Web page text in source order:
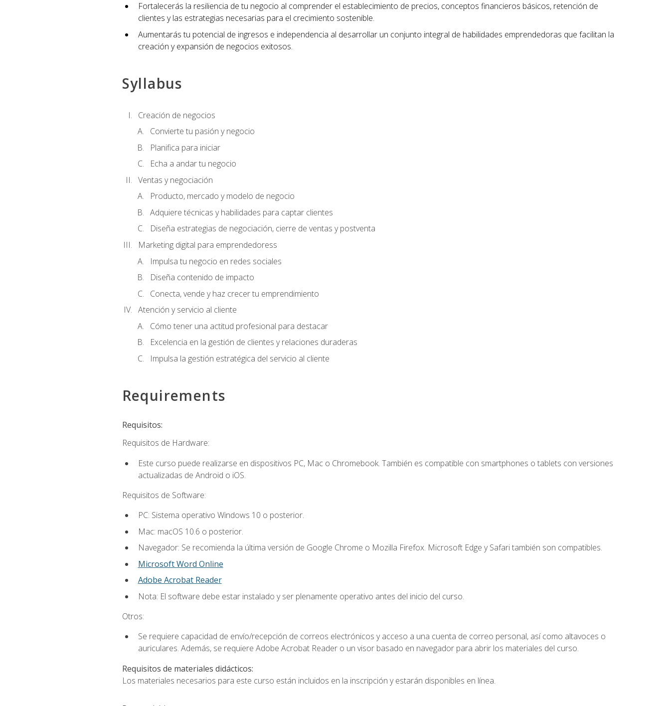
Fortalecerás la resiliencia de tu negocio al comprender el establecimiento de precios, conceptos financieros básicos, retención de
clientes y las estrategias necesarias para el crecimiento sostenible.
Aumentarás tu potencial de ingresos e independencia al desarrollar un conjunto integral de habilidades emprendedoras que facilitan la
creación y expansión de negocios exitosos.
Syllabus
Creación de negocios
Convierte tu pasión y negocio
Planifica para iniciar
Echa a andar tu negocio
Ventas y negociación
Producto, mercado y modelo de negocio
Adquiere técnicas y habilidades para captar clientes
Diseña estrategias de negociación, cierre de ventas y postventa
Marketing digital para emprendedoress
Impulsa tu negocio en redes sociales
Diseña contenido de impacto
Conecta, vende y haz crecer tu emprendimiento
Atención y servicio al cliente
Cómo tener una actitud profesional para destacar
Excelencia en la gestión de clientes y relaciones duraderas
Impulsa la gestión estratégica del servicio al cliente
Requirements
Requisitos:
Requisitos de Hardware:
Este curso puede realizarse en dispositivos PC, Mac o Chromebook. También es compatible con smartphones o tablets con versiones
actualizadas de Android o iOS.
Requisitos de Software:
PC: Sistema operativo Windows 10 o posterior.
Mac: macOS 10.6 o posterior.
Navegador: Se recomienda la última versión de Google Chrome o Mozilla Firefox. Microsoft Edge y Safari también son compatibles.
Microsoft Word Online
Adobe Acrobat Reader
Nota: El software debe estar instalado y ser plenamente operativo antes del inicio del curso.
Otros:
Se requiere capacidad de envío/recepción de correos electrónicos y acceso a una cuenta de correo personal, así como altavoces o
auriculares. Además, se requiere Adobe Acrobat Reader o un visor basado en navegador para abrir los materiales del curso.
Requisitos de materiales didácticos:
Los materiales necesarios para este curso están incluidos en la inscripción y estarán disponibles en línea.